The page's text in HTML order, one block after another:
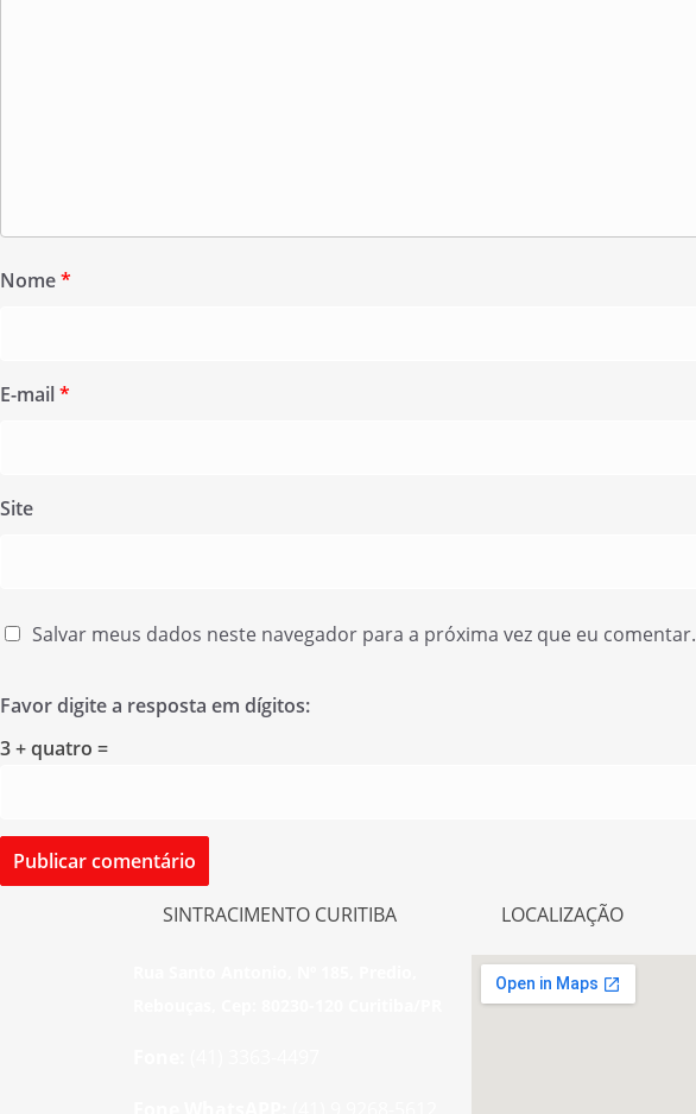
Nome*
E-mail*
Site
Salvar meus dados neste navegador para a próxima vez que eu comentar.
Favor digite a resposta em dígitos:
3 + quatro =
SINTRACIMENTO CURITIBA LOCALIZAÇÃO